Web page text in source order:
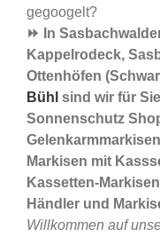
gegoogelt?
⏩ In
Kappelrodeck,
Ottenhöfen
Bühl sind wir für
Sonnenschutz
Markisen mit
Kassetten-
Händler und
Willkommen auf